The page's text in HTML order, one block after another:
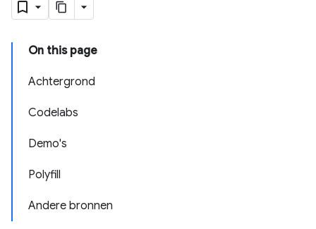
On this page
Achtergrond
Codelabs
Demo's
Polyfill
Andere bronnen